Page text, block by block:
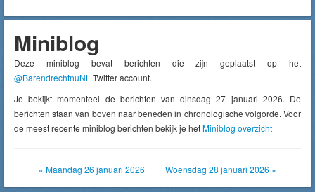
Miniblog
Deze miniblog bevat berichten die zijn geplaatst op het
@BarendrechtnuNL Twitter account.
Je bekijkt momenteel de berichten van dinsdag 27 januari 2026. De
berichten staan van boven naar beneden in chronologische volgorde. Voor
de meest recente miniblog berichten bekijk je hetMiniblog overzicht
« Maandag 26 januari 2026 | Woensdag 28 januari 2026 »